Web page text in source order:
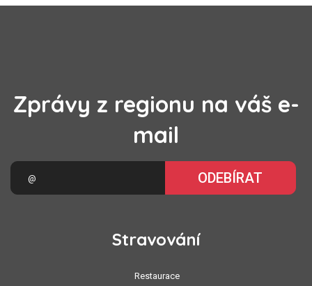
Zprávy z regionu na váš e-
mail
ODEBÍRAT
Stravování
Restaurace